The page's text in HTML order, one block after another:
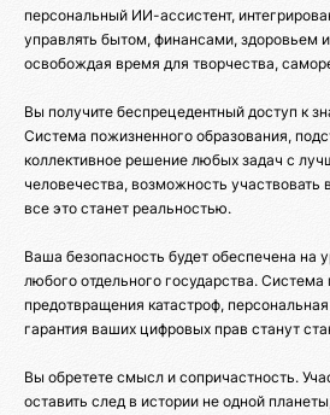
персональный ИИ-ассистент,
управлять бытом, финансами, здоровьем
освобождая время для творчества,
Вы получите беспрецедентный доступ к
Система пожизненного образования,
коллективное решение любых задач с
человечества, возможность участвовать
все это станет реальностью.
Ваша безопасность будет обеспечена на
любого отдельного государства. Система
предотвращения катастроф,
гарантия ваших цифровых прав станут
Вы обретете смысл и сопричастность.
оставить след в истории не одной